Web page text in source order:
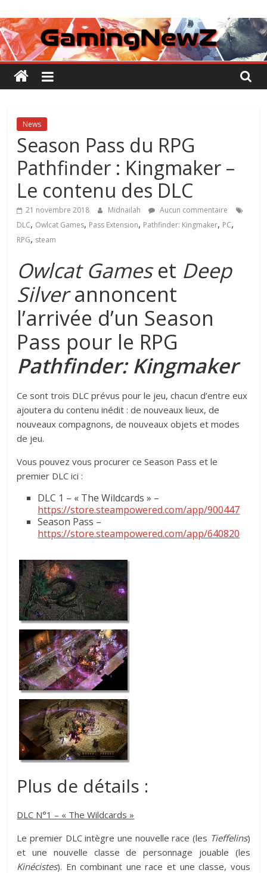
au
contenu
GamingNewZ
Tests
et
Actu
des
vidéo
News
Season Pass du RPG
Pathfinder : Kingmaker –
Le contenu des DLC
21 novembre 2018 Midnailah
Aucun commentaire
DLC, Owlcat Games, Pass Extension, Pathfinder: Kingmaker, PC,
RPG, steam
Owlcat Gameset Deep
Silverannoncent
l’arrivée d’un Season
Pass pour le RPG
Pathfinder: Kingmaker
Ce sont trois DLC prévus pour le jeu, chacun d’entre eux
ajoutera du contenu inédit : de nouveaux lieux, de
nouveaux compagnons, de nouveaux objets et modes
de jeu.
Vous pouvez vous procurer ce Season Pass et le
premier DLC ici :
DLC 1 – « The Wildcards » –
https://store.steampowered.com/app/900447
Season Pass –
https://store.steampowered.com/app/640820
Plus de détails :
DLC N°1 – « The Wildcards »
Le premier DLC intègre une nouvelle race (les Tieffelins)
et une nouvelle classe de personnage jouable (les
Kinécistes). En combinant une race et une classe, vous